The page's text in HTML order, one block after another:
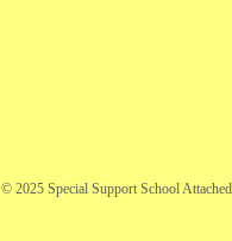
© 2025 Special Support School